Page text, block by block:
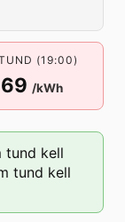
(19:00)
/kWh
tund kell
tund kell